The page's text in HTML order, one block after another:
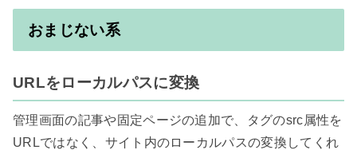
おまじない系
URLをローカルパスに変換
管理画面の記事や固定ページの追加で、タグのsrc属性を
URLではなく、サイト内のローカルパスの変換してくれ